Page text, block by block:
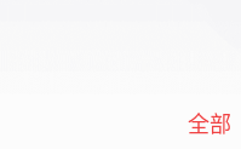
全部